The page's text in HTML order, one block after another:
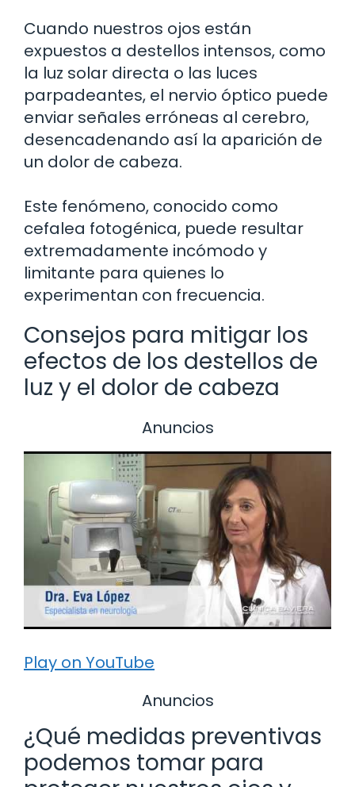
Cuando nuestros ojos están
expuestos a destellos intensos, como
la luz solar directa o las luces
parpadeantes, el nervio óptico puede
enviar señales erróneas al cerebro,
desencadenando así la aparición de
un dolor de cabeza.
Este fenómeno, conocido como
cefalea fotogénica, puede resultar
extremadamente incómodo y
limitante para quienes lo
experimentan con frecuencia.
Consejos para mitigar los
efectos de los destellos de
luz y el dolor de cabeza
Anuncios
Play on YouTube
Anuncios
¿Qué medidas preventivas
podemos tomar para